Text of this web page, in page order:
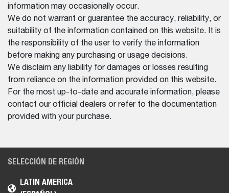
information may occasionally occur.
We do not warrant or guarantee the accuracy, reliability, or
suitability of the information contained on this website. It is
the responsibility of the user to verify the information
before making any purchasing or usage decisions.
We disclaim any liability for damages or losses resulting
from reliance on the information provided on this website.
For the most up-to-date and accurate information, please
contact our official dealers or refer to the documentation
provided with your purchase.
SELECCIÓN DE REGIÓN
LATIN AMERICA